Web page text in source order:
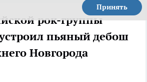
Принять
рок-группы
пьяный дебош
Новгорода